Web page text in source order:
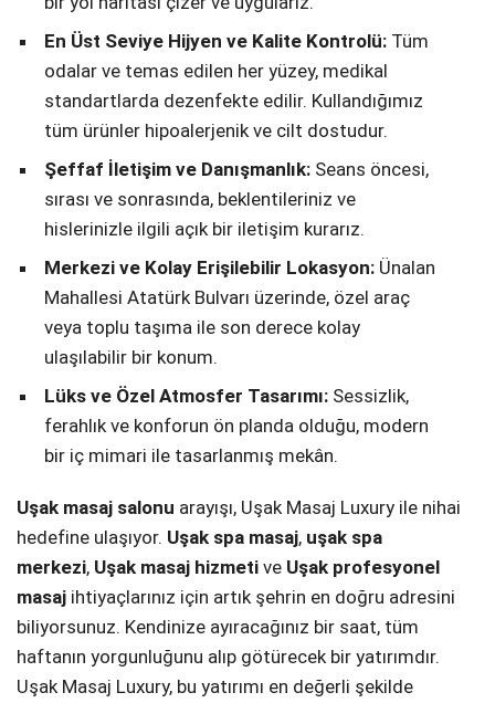
En Üst Seviye Hijyen ve Kalite Kontrolü: Tüm
odalar ve temas edilen her yüzey, medikal
standartlarda dezenfekte edilir. Kullandığımız
tüm ürünler hipoalerjenik ve cilt dostudur.
Şeffaf İletişim ve Danışmanlık: Seans öncesi,
sırası ve sonrasında, beklentileriniz ve
hislerinizle ilgili açık bir iletişim kurarız.
Merkezi ve Kolay Erişilebilir Lokasyon: Ünalan
Mahallesi Atatürk Bulvarı üzerinde, özel araç
veya toplu taşıma ile son derece kolay
ulaşılabilir bir konum.
Lüks ve Özel Atmosfer Tasarımı: Sessizlik,
ferahlık ve konforun ön planda olduğu, modern
bir iç mimari ile tasarlanmış mekân.
Uşak masaj salonu arayışı, Uşak Masaj Luxury ile nihai
hedefine ulaşıyor. Uşak spa masaj, uşak spa
merkezi, Uşak masaj hizmeti ve Uşak profesyonel
masaj ihtiyaçlarınız için artık şehrin en doğru adresini
biliyorsunuz. Kendinize ayıracağınız bir saat, tüm
haftanın yorgunluğunu alıp götürecek bir yatırımdır.
Uşak Masaj Luxury, bu yatırımı en değerli şekilde